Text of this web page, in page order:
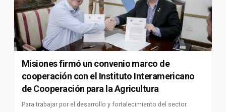
Misiones firmó un convenio marco de
cooperación con el Instituto Interamericano
de Cooperación para la Agricultura
Para trabajar por el desarrollo y fortalecimiento del sector.